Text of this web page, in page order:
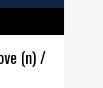
(n) /